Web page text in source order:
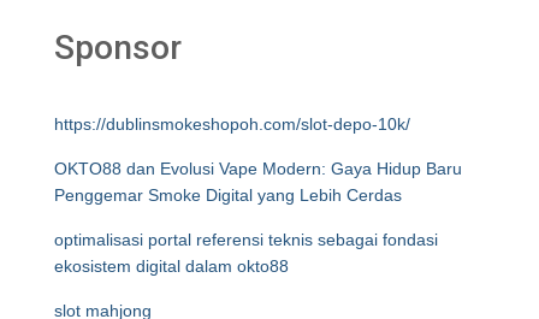
Sponsor
https://dublinsmokeshopoh.com/slot-depo-10k/
OKTO88 dan Evolusi Vape Modern: Gaya Hidup Baru
Penggemar Smoke Digital yang Lebih Cerdas
optimalisasi portal referensi teknis sebagai fondasi
ekosistem digital dalam okto88
slot mahjong